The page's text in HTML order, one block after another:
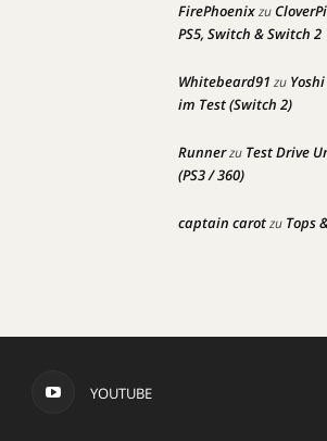
FirePhoenixzu
PS5, Switch & Switch 2
Whitebeard91 zu
im Test (Switch 2)
Runnerzu Test Drive
(PS3 / 360)
captain carotzu Tops
YOUTUBE